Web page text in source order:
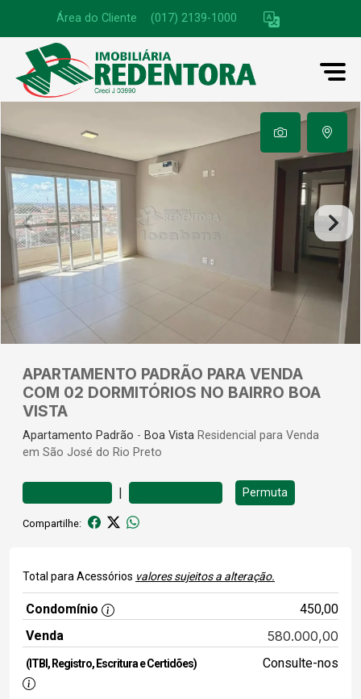
Área do Cliente (017) 2139-1000
APARTAMENTO PADRÃO PARA VENDA
COM 02 DORMITÓRIOS NO BAIRRO BOA
VISTA
Apartamento Padrão - Boa Vista Residencial para Venda
em São José do Rio Preto
| Permuta
Compartilhe:
Total para Acessórios valores sujeitos a alteração.
Condomínio
450,00
Venda
580.000,00
(ITBI, Registro, Escritura e Certidões) Consulte-nos